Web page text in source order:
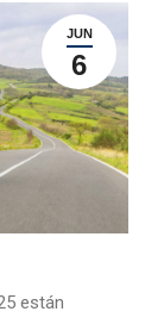
JUN
6
están